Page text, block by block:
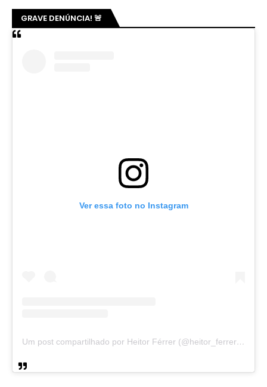
GRAVE DENÚNCIA! 🚨
Ver essa foto no Instagram
Um post compartilhado por Heitor Férrer (@heitor_ferrer77)